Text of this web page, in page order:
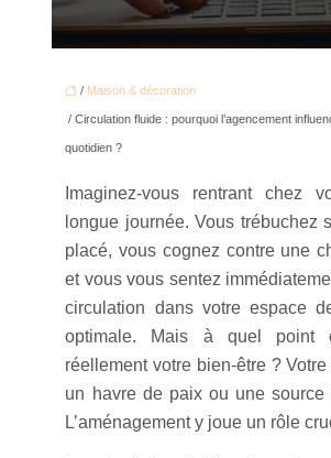
/ Maison & décoration
/ Circulation fluide : pourquoi l’agencement
quotidien ?
Imaginez-vous rentrant chez
longue journée. Vous trébuchez
placé, vous cognez contre une
et vous vous sentez
circulation dans votre espace
optimale. Mais à quel point
réellement votre bien-être ?
un havre de paix ou une source
L’aménagement y joue un rôle